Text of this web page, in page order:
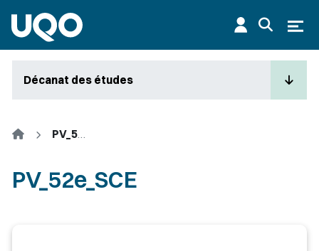
Décanat des études
Accueil PV_52e_SCE
PV_52e_SCE